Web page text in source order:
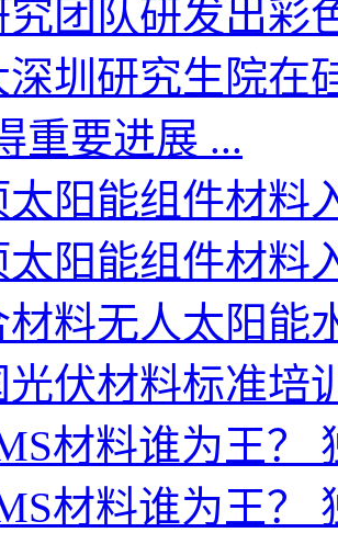
究团队研发出彩
深圳研究生院在
重要进展 ...
太阳能组件材料
太阳能组件材料
材料无人太阳能
光伏材料标准培
材料谁为王？
材料谁为王？